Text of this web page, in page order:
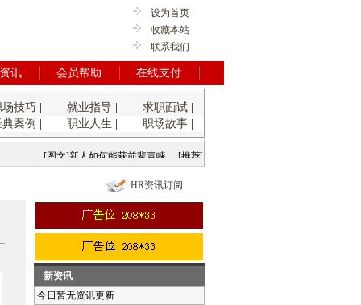
设为首页
收藏本站
联系我们
讯 会员帮助 在线支付
场技巧 就业指导 求职面试|
案例
职业人生 职场故事|
[图文]新人如何能获前辈青睐 [推荐]面试前先塑造职业形象
HR资讯订阅
新资讯
今日暂无资讯更新